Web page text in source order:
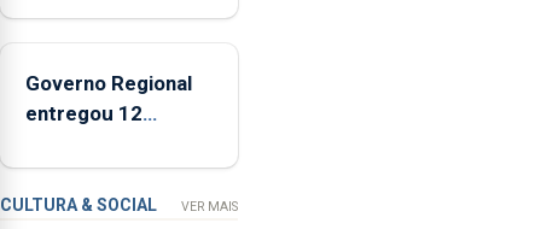
defendeu
criação
financiamento
impactos no
Governo Regional
entregou 12
freguesia da Maia
CULTURA & SOCIAL VER MAIS